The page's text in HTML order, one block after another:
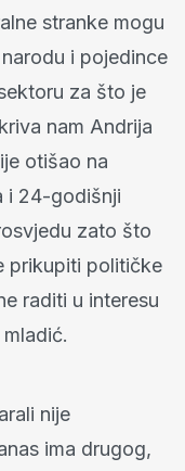
stranke mogu
i pojedince
za što je
nam Andrija
otišao na
i 24-godišnji
zato što
prikupiti političke
raditi u interesu
nije
ima drugog,